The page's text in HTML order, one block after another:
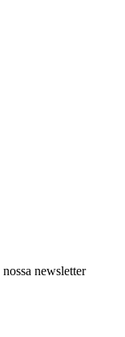
newsletter